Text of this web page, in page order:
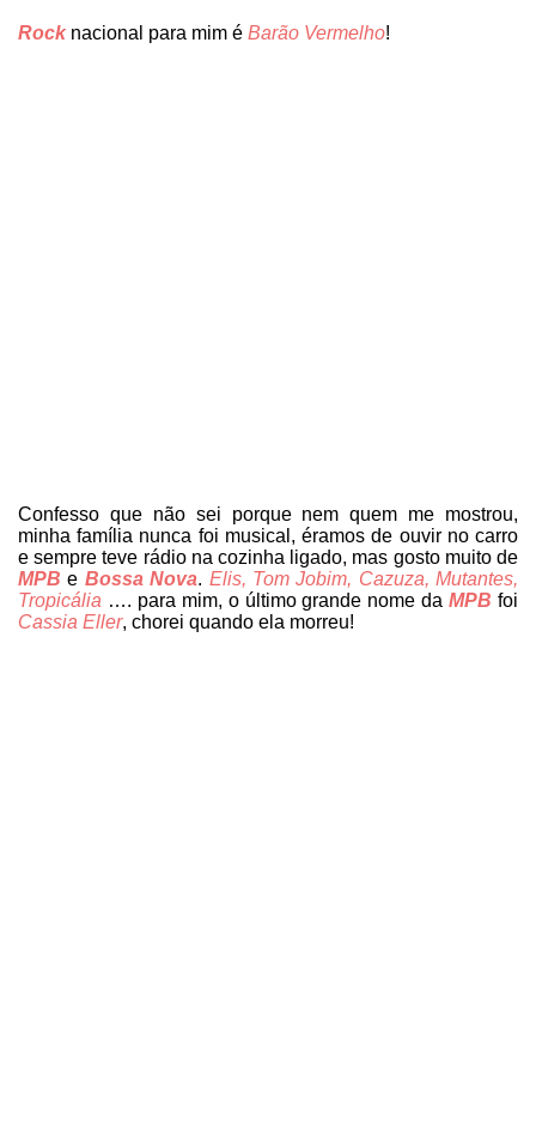
Rock nacional para mim é Barão Vermelho!
Confesso que não sei porque nem quem me mostrou,
minha família nunca foi musical, éramos de ouvir no carro
e sempre teve rádio na cozinha ligado, mas gosto muito de
MPB e Bossa Nova. Elis, Tom Jobim, Cazuza, Mutantes,
Tropicália …. para mim, o último grande nome daMPB foi
Cassia Eller, chorei quando ela morreu!